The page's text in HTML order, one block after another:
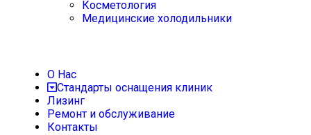
Косметология
Медицинские холодильники
О Нас
Стандарты оснащения клиник
Лизинг
Ремонт и обслуживание
Контакты